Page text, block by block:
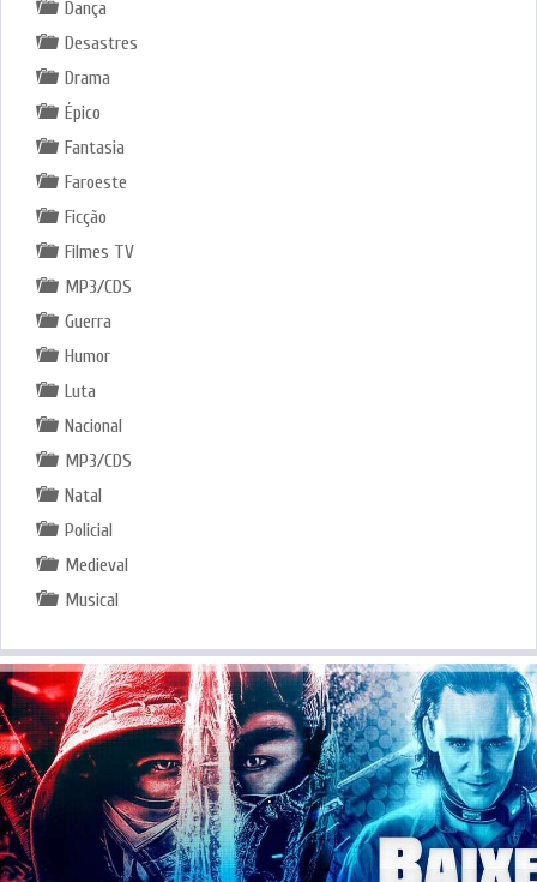
Dança
Desastres
Drama
Épico
Fantasia
Faroeste
Ficção
Filmes TV
MP3/CDS
Guerra
Humor
Luta
Nacional
MP3/CDS
Natal
Policial
Medieval
Musical
.